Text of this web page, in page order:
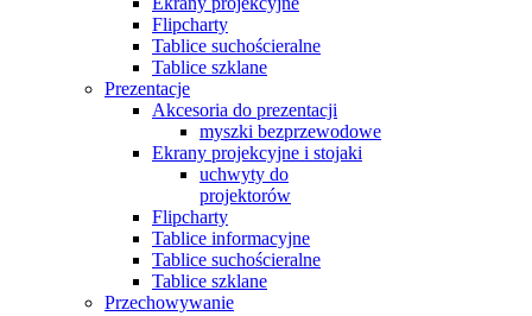
Flipcharty
Tablice suchościeralne
Tablice szklane
Prezentacje
Akcesoria do prezentacji
myszki bezprzewodowe
Ekrany projekcyjne i stojaki
uchwyty do
projektorów
Flipcharty
Tablice informacyjne
Tablice suchościeralne
Tablice szklane
Przechowywanie